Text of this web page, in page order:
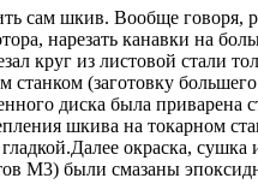
сам шкив. Вообще
нарезать канавки на
круг из листовой стали
(заготовку
диска была приварена
шкива на токарном
окраска, сушка
М3) были смазаны